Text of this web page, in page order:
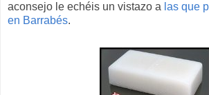
aconsejo le echéis un vistazo a las que
en Barrabés.